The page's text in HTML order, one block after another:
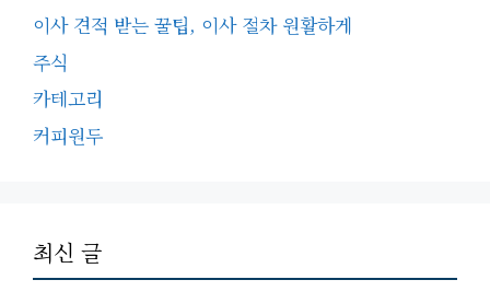
이사 견적 받는 꿀팁, 이사 절차 원활하게
주식
카테고리
커피원두
최신 글